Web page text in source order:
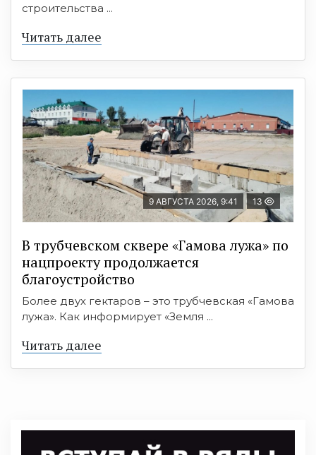
строительства ...
Читать далее
9 АВГУСТА 2026, 9:41 13
В трубчевском сквере «Гамова лужа» по
нацпроекту продолжается
благоустройство
Более двух гектаров – это трубчевская «Гамова
лужа». Как информирует «Земля ...
Читать далее